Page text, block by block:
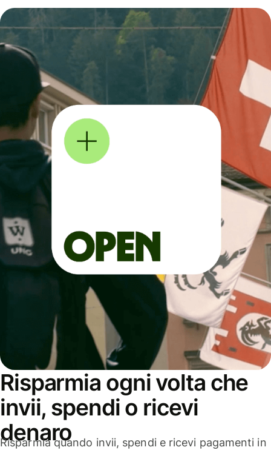
Risparmia ogni volta che
invii, spendi o ricevi
denaro
Risparmia quando invii, spendi e ricevi pagamenti in